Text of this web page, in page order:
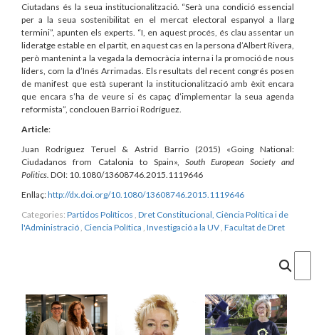
Ciutadans és la seua institucionalització. “Serà una condició essencial
per a la seua sostenibilitat en el mercat electoral espanyol a llarg
termini”, apunten els experts. “I, en aquest procés, és clau assentar un
lideratge estable en el partit, en aquest cas en la persona d’Albert Rivera,
però mantenint a la vegada la democràcia interna i la promoció de nous
líders, com la d’Inés Arrimadas. Els resultats del recent congrés posen
de manifest que està superant la institucionalització amb èxit encara
que encara s’ha de veure si és capaç d’implementar la seua agenda
reformista”, conclouen Barrio i Rodríguez.
Article:
Juan Rodríguez Teruel & Astrid Barrio (2015) «Going National:
Ciudadanos from Catalonia to Spain», South European Society and
Politics. DOI: 10.1080/13608746.2015.1119646
Enllaç:http://dx.doi.org/10.1080/13608746.2015.1119646
Categories: Partidos Políticos Dret Constitucional, Ciència Política i de
l'Administració Ciencia Política Investigació a la UV Facultat de Dret